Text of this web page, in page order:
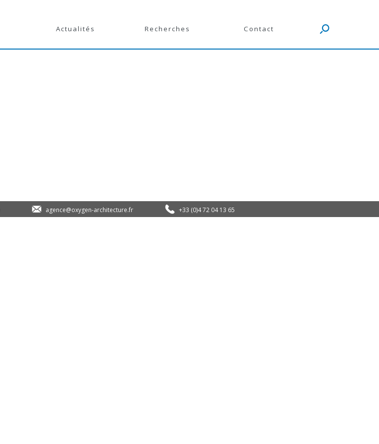
Actualités Recherches Contact
agence@oxygen-architecture.fr +33 (0)4 72 04 13 65